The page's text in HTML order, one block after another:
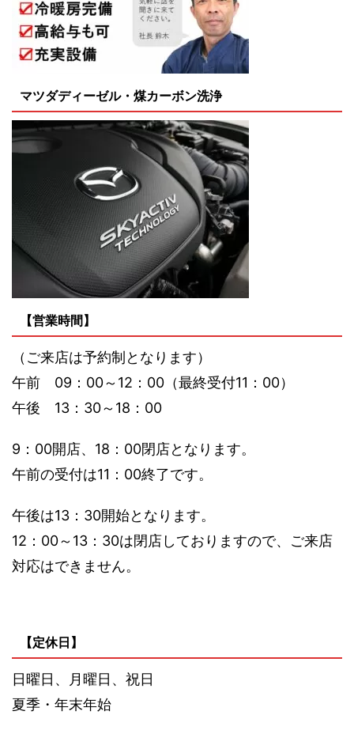
マツダディーゼル・煤カーボン洗浄
【営業時間】
（ご来店は予約制となります）
午前 09：00～12：00（最終受付11：00）
午後 13：30～18：00
9：00開店、18：00閉店となります。
午前の受付は11：00終了です。
午後は13：30開始となります。
12：00～13：30は閉店しておりますので、ご来店
対応はできません。
【定休日】
日曜日、月曜日、祝日
夏季・年末年始